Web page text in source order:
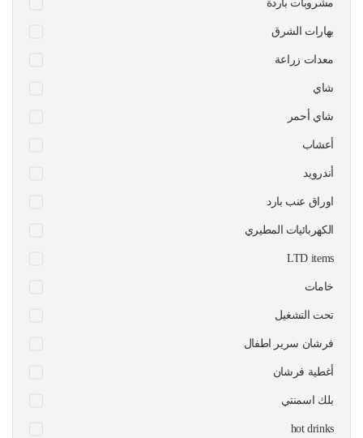
مشروبات باردة
بهارات الشرق
معدات زراعة
شاي
شاي أحمر
أعشاب
أندرويد
اوراق عنب بارد
الكهربائيات المطيري
LTD items
خامات
تحت التشغيل
فرشان سرير اطفال
أغطية فرشان
بلك اسمنتي
hot drinks